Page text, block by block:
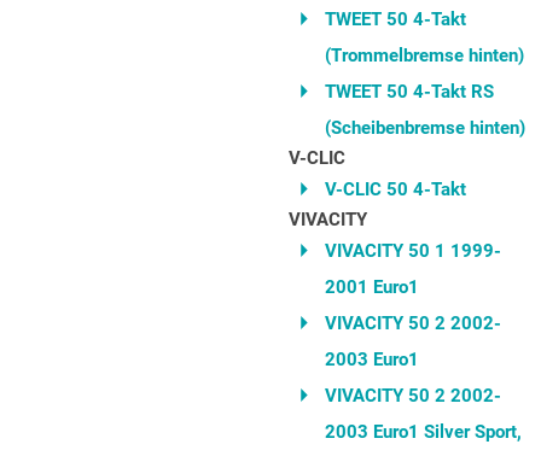
TWEET 50 4-Takt
(Trommelbremse hinten)
TWEET 50 4-Takt RS
(Scheibenbremse hinten)
V-CLIC
V-CLIC 50 4-Takt
VIVACITY
VIVACITY 50 1 1999-
2001 Euro1
VIVACITY 50 2 2002-
2003 Euro1
VIVACITY 50 2 2002-
2003 Euro1 Silver Sport,